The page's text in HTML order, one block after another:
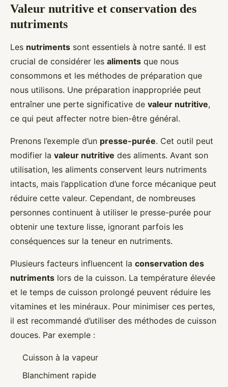
Valeur nutritive et conservation des
nutriments
Les nutriments sont essentiels à notre santé. Il est
crucial de considérer les aliments que nous
consommons et les méthodes de préparation que
nous utilisons. Une préparation inappropriée peut
entraîner une perte significative de valeur nutritive,
ce qui peut affecter notre bien-être général.
Prenons l’exemple d’un presse-purée. Cet outil peut
modifier la valeur nutritive des aliments. Avant son
utilisation, les aliments conservent leurs nutriments
intacts, mais l’application d’une force mécanique peut
réduire cette valeur. Cependant, de nombreuses
personnes continuent à utiliser le presse-purée pour
obtenir une texture lisse, ignorant parfois les
conséquences sur la teneur en nutriments.
Plusieurs facteurs influencent la conservation des
nutriments lors de la cuisson. La température élevée
et le temps de cuisson prolongé peuvent réduire les
vitamines et les minéraux. Pour minimiser ces pertes,
il est recommandé d’utiliser des méthodes de cuisson
douces. Par exemple :
Cuisson à la vapeur
Blanchiment rapide